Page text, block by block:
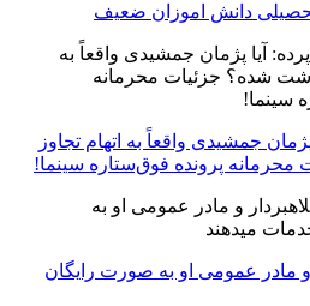
دانش اموزان ضعیف
جمشیدی واقعاً به اتهام تجاوز
محرمانه پرونده فوق‌ستاره سینما!
مادر عمومی او به صورت رایگان